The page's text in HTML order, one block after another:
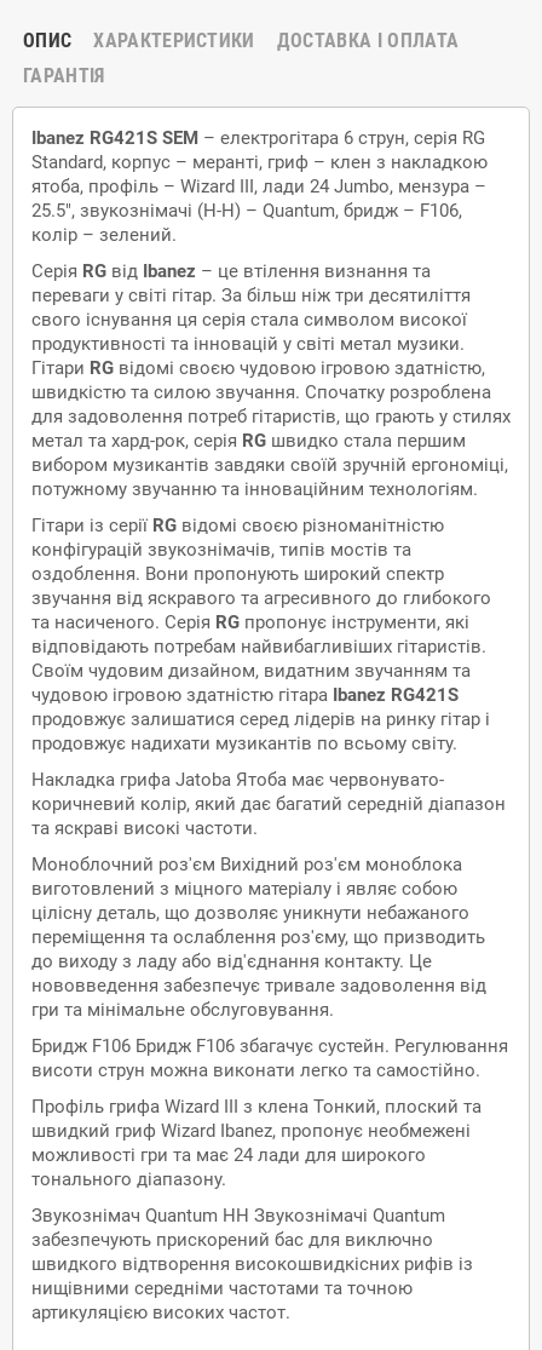
ОПИС ХАРАКТЕРИСТИКИ
ДОСТАВКА І ОПЛАТА
ГАРАНТІЯ
Ibanez RG421S SEM – електрогітара 6 струн, серія RG
Standard, корпус – меранті, гриф – клен з накладкою
ятоба, профіль – Wizard III, лади 24 Jumbo, мензура –
25.5", звукознімачі (H-H) – Quantum, бридж – F106,
колір – зелений.
Серія RG від Ibanez – це втілення визнання та
переваги у світі гітар. За більш ніж три десятиліття
свого існування ця серія стала символом високої
продуктивності та інновацій у світі метал музики.
Гітари RG відомі своєю чудовою ігровою здатністю,
швидкістю та силою звучання. Спочатку розроблена
для задоволення потреб гітаристів, що грають у стилях
метал та хард-рок, серія RG швидко стала першим
вибором музикантів завдяки своїй зручній ергономіці,
потужному звучанню та інноваційним технологіям.
Гітари із серії RG відомі своєю різноманітністю
конфігурацій звукознімачів, типів мостів та
оздоблення. Вони пропонують широкий спектр
звучання від яскравого та агресивного до глибокого
та насиченого. Серія RG пропонує інструменти, які
відповідають потребам найвибагливіших гітаристів.
Своїм чудовим дизайном, видатним звучанням та
чудовою ігровою здатністю гітара Ibanez RG421S
продовжує залишатися серед лідерів на ринку гітар і
продовжує надихати музикантів по всьому світу.
Накладка грифа Jatoba Ятоба має червонувато-
коричневий колір, який дає багатий середній діапазон
та яскраві високі частоти.
Моноблочний роз'єм Вихідний роз'єм моноблока
виготовлений з міцного матеріалу і являє собою
цілісну деталь, що дозволяє уникнути небажаного
переміщення та ослаблення роз'єму, що призводить
до виходу з ладу або від'єднання контакту. Це
нововведення забезпечує тривале задоволення від
гри та мінімальне обслуговування.
Бридж F106 Бридж F106 збагачує сустейн. Регулювання
висоти струн можна виконати легко та самостійно.
Профіль грифа Wizard III з клена Тонкий, плоский та
швидкий гриф Wizard Ibanez, пропонує необмежені
можливості гри та має 24 лади для широкого
тонального діапазону.
Звукознімач Quantum HH Звукознімачі Quantum
забезпечують прискорений бас для виключно
швидкого відтворення високошвидкісних рифів із
нищівними середніми частотами та точною
артикуляцією високих частот.